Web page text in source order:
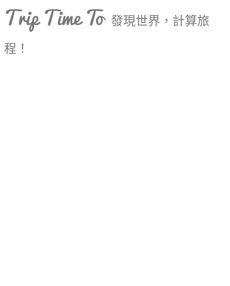
Trip Time To 發現世界，計算旅
程！